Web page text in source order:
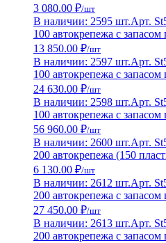
3 080.00 ₽/шт
В наличии: 2595 шт.Арт.
100 автокрепежа с
13 850.00 ₽/шт
В наличии: 2597 шт.Арт.
100 автокрепежа с
24 630.00 ₽/шт
В наличии: 2598 шт.Арт.
100 автокрепежа с
56 960.00 ₽/шт
В наличии: 2600 шт.Арт.
200 автокрепежа (150
6 130.00 ₽/шт
В наличии: 2612 шт.Арт.
200 автокрепежа с
27 450.00 ₽/шт
В наличии: 2613 шт.Арт.
200 автокрепежа с